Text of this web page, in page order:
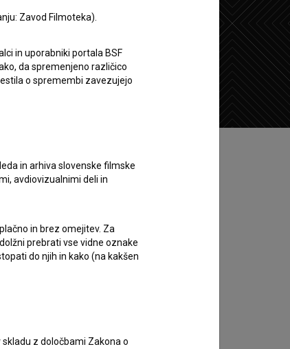
Želim si ogledati ta film
Zavod Filmoteka).
in uporabniki portala BSF
da spremenjeno različico
o spremembi zavezujejo
in arhiva slovenske filmske
avdiovizualnimi deli in
in brez omejitev. Za
prebrati vse vidne oznake
do njih in kako (na kakšen
z določbami Zakona o